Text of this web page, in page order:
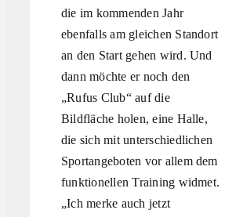
die im kommenden Jahr
ebenfalls am gleichen Standort
an den Start gehen wird. Und
dann möchte er noch den
„Rufus Club“ auf die
Bildfläche holen, eine Halle,
die sich mit unterschiedlichen
Sportangeboten vor allem dem
funktionellen Training widmet.
„Ich merke auch jetzt